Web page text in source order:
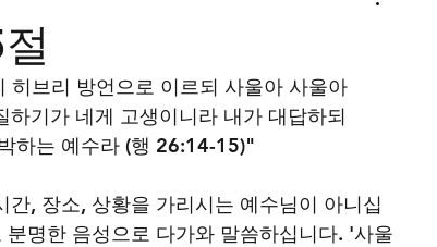
브리 방언으로 이르되 사울아 사울아
기가 네게 고생이니라 내가 대답하되
하는 예수라 (행 26:14-15)"
, 장소, 상황을 가리시는 예수님이 아니십
명한 음성으로 다가와 말씀하십니다. '사울